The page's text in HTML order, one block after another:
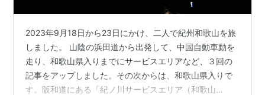
2023年9月18日から23日にかけ、二人で紀州和歌山を旅
しました。 山陰の浜田道から出発して、中国自動車動を
走り、和歌山県入りまでにサービスエリアなど、３回の
記事をアップしました。その次からは、和歌山県入りで
す。阪和道にある「紀ノ川サービスエリア（和歌山